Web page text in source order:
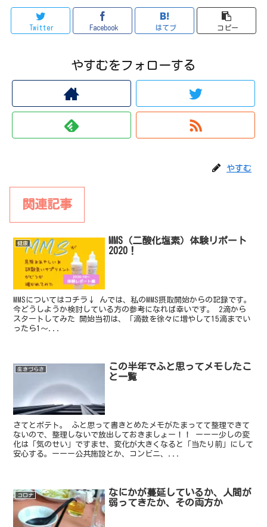
Twitter Facebook はてブ コピー
やすむをフォローする
やすむ
関連記事
健康
MMS（二酸化塩素）体験リポート
2020！
MMSについてはコチラ↓ んでは、私のMMS摂取開始からの記録です。
今どうしようか検討している方の参考になれば幸いです。 2滴から
スタートしてみた 開始当初は、「滴数を徐々に増やして15滴までい
ったら1～...
生きづらさ
この半年でふと思ってメモしたこ
と一覧
さてとポテト。 ふと思って書きとめたメモがたまってて整理できて
ないので、整理しないで放出しておきましょー！！ ーーー少しの変
化は「気のせい」ですませ、変化が大きくなると「当たり前」にして
安心する。ーーー公共施設とか、コンビニ、...
コロナ
なにかが蔓延しているか、人間が
弱ってきたか、その両方か